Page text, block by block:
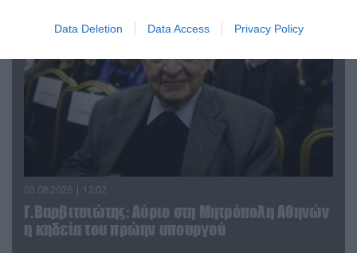
Data Deletion Data Access Privacy Policy
03.08.2026 | 12:02
Γ.Βαρβιτσιώτης: Aύριο στη Μητρόπολη Αθηνών
η κηδεία του πρώην υπουργού